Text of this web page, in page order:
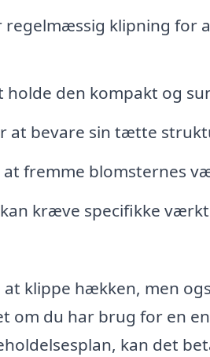
klipning for
den kompakt og
at bevare sin tætte
fremme blomsternes
kræve specifikke
klippe hækken, men
om du har brug for en
kan det